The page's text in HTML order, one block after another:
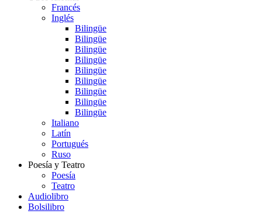
Francés
Inglés
Bilingüe
Bilingüe
Bilingüe
Bilingüe
Bilingüe
Bilingüe
Bilingüe
Bilingüe
Bilingüe
Italiano
Latín
Portugués
Ruso
Poesía y Teatro
Poesía
Teatro
Audiolibro
Bolsilibro